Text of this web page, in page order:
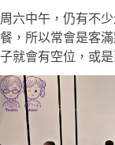
周六中午，仍有不
餐，所以常會是客
子就會有空位，或